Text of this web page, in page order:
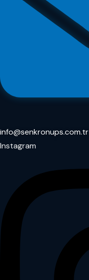
info@senkronups.com.tr
Instagram